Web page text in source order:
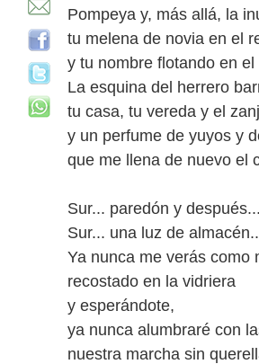
Pompeya y, más allá, la
tu melena de novia en el
y tu nombre flotando en el
La esquina del herrero
tu casa, tu vereda y el
y un perfume de yuyos y
que me llena de nuevo el
Sur... paredón y después...
Sur... una luz de
Ya nunca me verás como
recostado en la vidriera
y esperándote,
ya nunca alumbraré con
nuestra marcha sin